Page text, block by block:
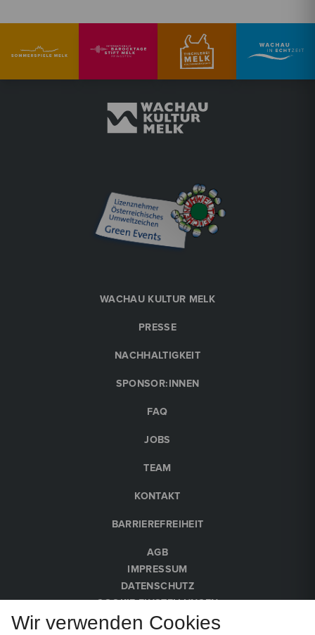
Wir verwenden Cookies
WACHAU KULTUR MELK
PRESSE
NACHHALTIGKEIT
SPONSOR:INNEN
FAQ
JOBS
TEAM
KONTAKT
BARRIEREFREIHEIT
AGB
IMPRESSUM
DATENSCHUTZ
COOKIE-EINSTELLUNGEN
HINWEISGEBER:INNEN